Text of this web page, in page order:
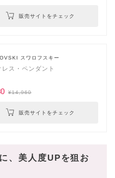
販売サイトをチェック
スワロフスキー
レス・ペンダント
¥14,960
販売サイトをチェック
、美人度UPを狙お